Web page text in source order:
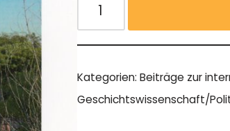
Kategorien:Beiträge zur
Geschichtswissenschaft/